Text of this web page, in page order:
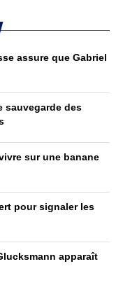
assure que Gabriel
sauvegarde des
sur une banane
pour signaler les
apparaît